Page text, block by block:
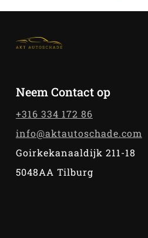
Neem Contact op
+316 334 172 86
info@aktautoschade.com
Goirkekanaaldijk 211-18
5048AA Tilburg